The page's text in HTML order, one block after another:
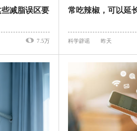
减脂误区要
7.5万
常吃辣椒，可以延
科学辟谣 昨天